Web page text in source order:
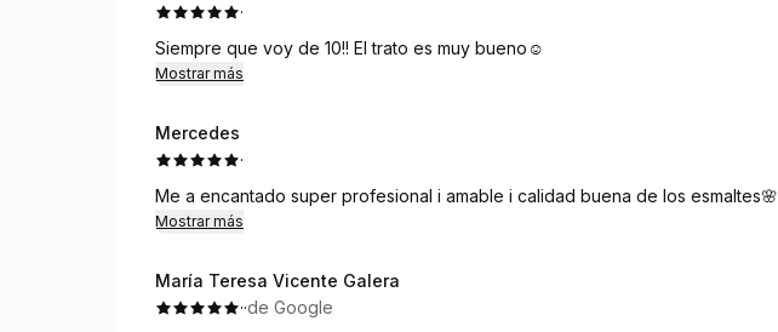
·
Siempre que voy de 10!! El trato es muy bueno☺️
Mostrar más
Mercedes
·
Me a encantado super profesional i amable i calidad buena de los esmaltes🌸
Mostrar más
María Teresa Vicente Galera
··de Google